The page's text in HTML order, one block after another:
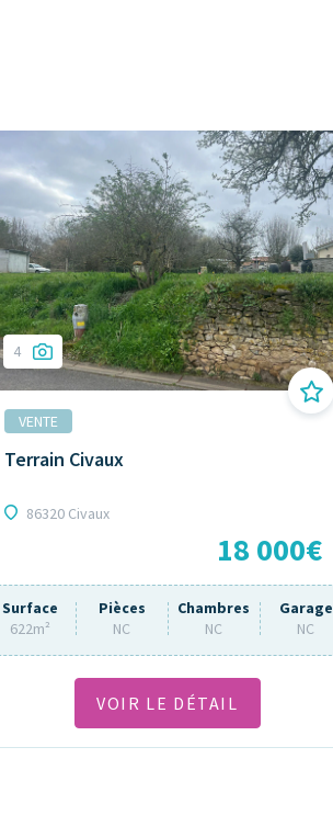
4
VENTE
Terrain Civaux
86320 Civaux
18 000€
Surface
622m²
Pièces
NC
Chambres
NC
Garage
NC
VOIR LE DÉTAIL